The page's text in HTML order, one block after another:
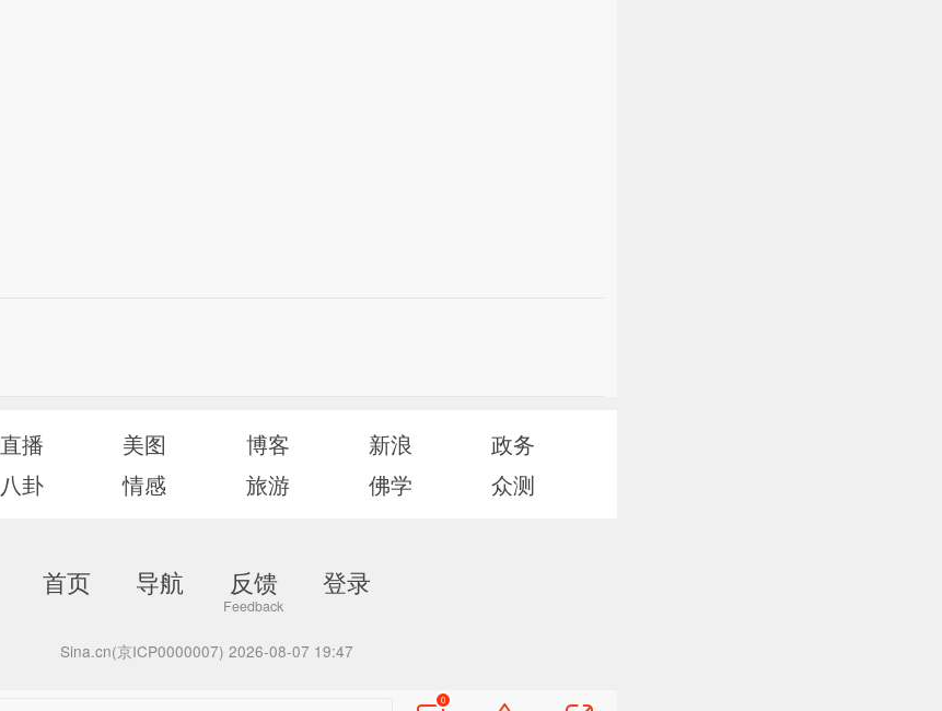
直播 美图 博客 新浪
政务
八卦 情感 旅游 佛学 众测
首页 导航 反馈 登录
Sina.cn(京ICP0000007) 2026-08-07 19:47
0